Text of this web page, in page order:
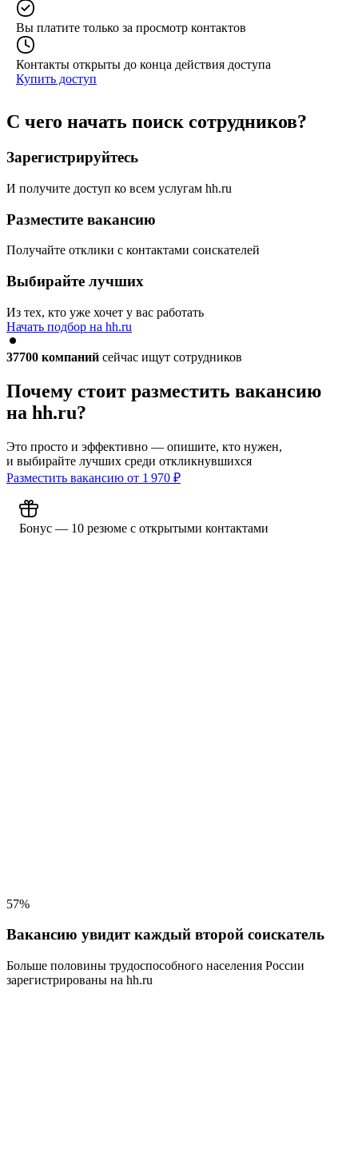
Вы платите только за просмотр контактов
Контакты открыты до конца действия доступа
Купить доступ
С чего начать поиск сотрудников?
Зарегистрируйтесь
И получите доступ ко всем услугам hh.ru
Разместите вакансию
Получайте отклики с контактами соискателей
Выбирайте лучших
Из тех, кто уже хочет у вас работать
Начать подбор на hh.ru
37700 компаний сейчас ищут сотрудников
Почему стоит разместить вакансию
на hh.ru?
Это просто и эффективно — опишите, кто нужен,
и выбирайте лучших среди откликнувшихся
Разместить вакансию от 1 970 ₽
Бонус — 10 резюме с открытыми контактами
57%
Вакансию увидит каждый второй соискатель
Больше половины трудоспособного населения России
зарегистрированы на hh.ru